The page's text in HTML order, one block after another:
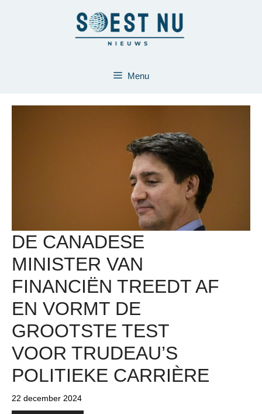
Menu
DE CANADESE
MINISTER VAN
FINANCIËN TREEDT AF
EN VORMT DE
GROOTSTE TEST
VOOR TRUDEAU’S
POLITIEKE CARRIÈRE
22 december 2024